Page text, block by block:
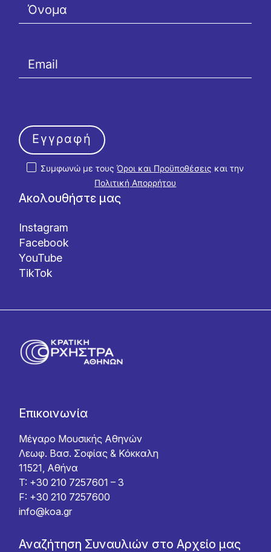
Ακολουθήστε μας
Instagram
Facebook
YouTube
TikTok
Συμφωνώ με τουςΌροι και Προϋποθέσεις και την
Πολιτική Απορρήτου
Εγγραφή
Επικοινωνία
Μέγαρο Μουσικής Αθηνών
Λεωφ. Βασ. Σοφίας & Κόκκαλη
11521, Αθήνα
T: +30 210 7257601 – 3
F: +30 210 7257600
info@koa.gr
Αναζήτηση Συναυλιών στο Αρχείο μας